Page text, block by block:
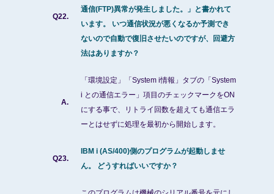
Q22.
通信(FTP)異常が発生しました。」と書かれて
います。 いつ通信状況が悪くなるか予測でき
ないので自動で復旧させたいのですが、回避方
法はありますか？
A.
「環境設定」「System i情報」タブの「System
i との通信エラー」項目のチェックマークをON
にする事で、リトライ回数を超えても通信エラ
ーとはせずに処理を最初から開始します。
Q23.
IBM i (AS/400)側のプログラムが起動しませ
ん。 どうすればいいですか？